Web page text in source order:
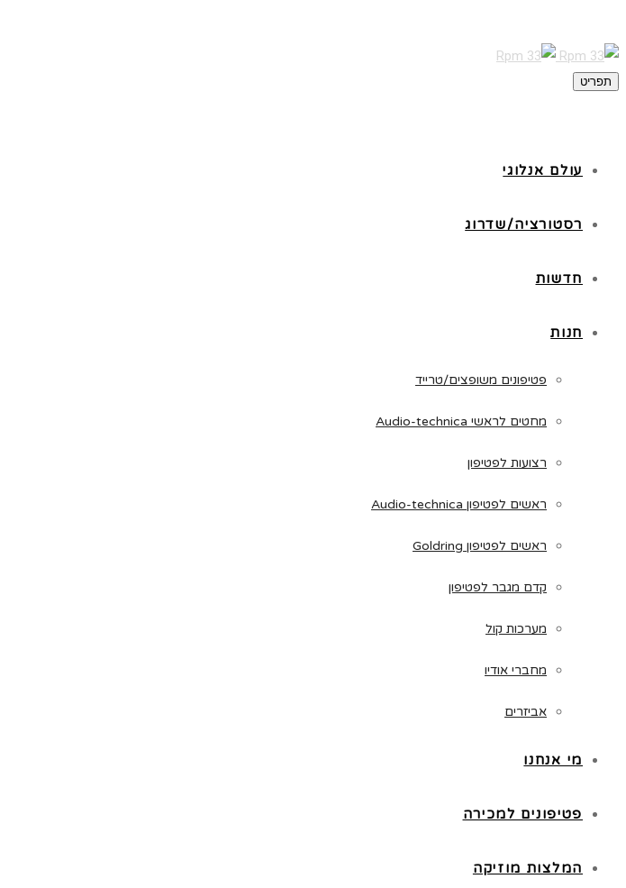
תפריט
עולם אנלוגי
רסטורציה/שדרוג
חדשות
חנות
פטיפונים משופצים/טרייד
מחטים לראשי Audio-technica
רצועות לפטיפון
ראשים לפטיפון Audio-technica
ראשים לפטיפון Goldring
קדם מגבר לפטיפון
מערכות קול
מחברי אודיו
אביזרים
מי אנחנו
פטיפונים למכירה
המלצות מוזיקה